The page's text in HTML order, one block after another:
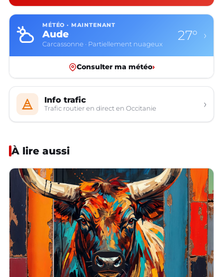
MÉTÉO · MAINTENANT
Aude
Carcassonne · Partiellement nuageux
27° ›
Consulter ma météo›
Info trafic
Trafic routier en direct en Occitanie ›
À lire aussi